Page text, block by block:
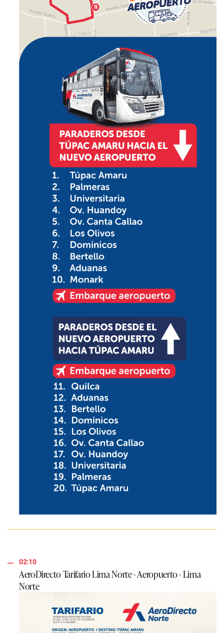
02:10
AeroDirecto Tarifario Lima Norte - Aeropuerto - Lima
Norte